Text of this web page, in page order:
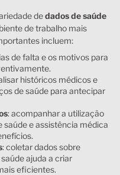
dedados de saúde
de trabalho mais
incluem:
de falta e os motivos para
históricos médicos e
de saúde para antecipar
: acompanhar a utilização
saúde e assistência médica
: coletar dados sobre
ajuda a criar
eficientes.